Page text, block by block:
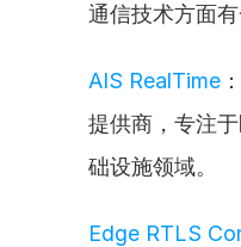
通信技术方面有
AIS RealTime
提供商，专注
础设施领域。
Edge RTLS